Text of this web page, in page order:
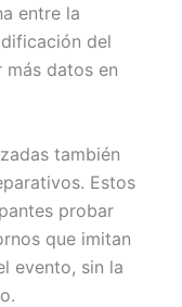
entre la
del
datos en
también
Estos
probar
que imitan
evento, sin la